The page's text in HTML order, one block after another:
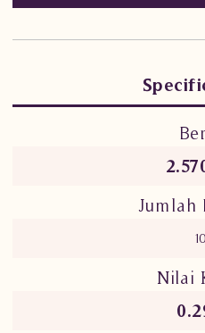
Jumlah
10
Nilai